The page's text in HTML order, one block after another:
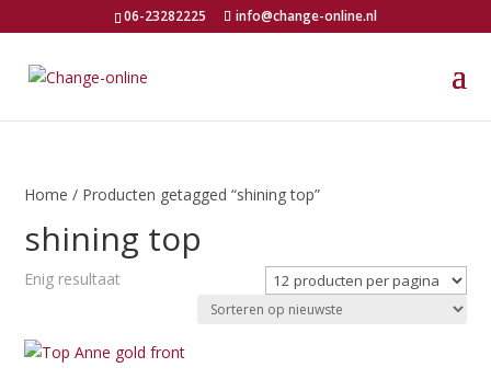
06-23282225 info@change-online.nl
Home / Producten getagged “shining top”
shining top
Enig resultaat